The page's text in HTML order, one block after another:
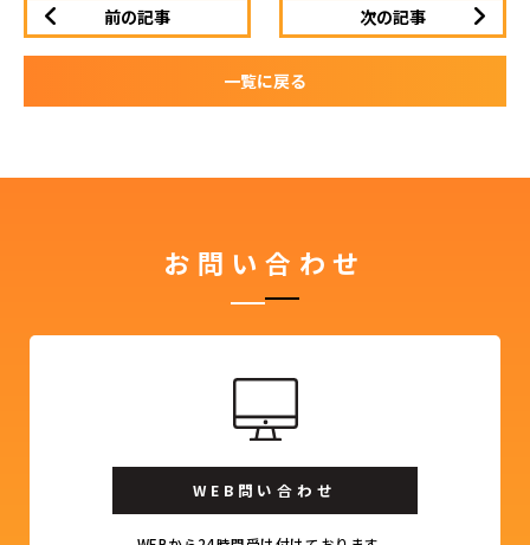
前の記事 次の記事
一覧に戻る
お問い合わせ
WEB問い合わせ